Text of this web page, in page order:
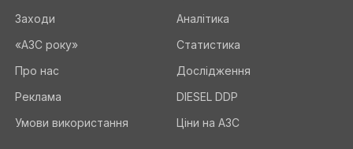
Заходи
«АЗС року»
Про нас
Реклама
Умови використання
Аналітика
Статистика
Дослідження
DIESEL DDP
Ціни на АЗС